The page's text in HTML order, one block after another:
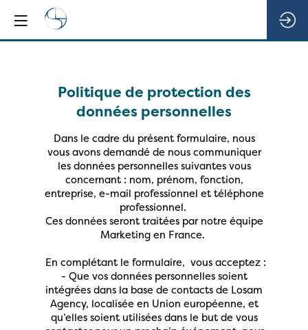
Politique de protection des
données personnelles
Dans le cadre du présent formulaire, nous
vous avons demandé de nous communiquer
les données personnelles suivantes vous
concernant : nom, prénom, fonction,
entreprise, e-mail professionnel et téléphone
professionnel.
Ces données seront traitées par notre équipe
Marketing en France.
En complétant le formulaire, vous acceptez :
- Que vos données personnelles soient
intégrées dans la base de contacts de Losam
Agency, localisée en Union européenne, et
qu’elles soient utilisées dans le but de vous